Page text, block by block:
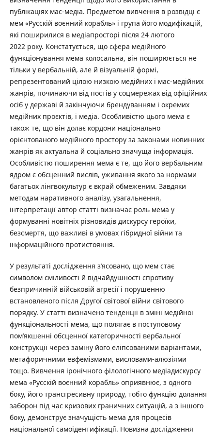
публікаціях мас-медіа. Предметом вивчення в розвідці є
мем «Русскій воєнний корабль» і група його модифікацій,
які поширилися в медіапросторі після 24 лютого
2022 року. Констатується, що сфера медійного
функціонування мема колосальна, він поширюється не
тільки у вербальній, але й візуальній формі,
репрезентований цілою низкою медійних і мас-медійних
жанрів, починаючи від постів у соцмережах від офіційних
осіб у державі й закінчуючи брендуванням і окремих
медійних проєктів, і медіа. Особливістю цього мема є
також те, що він долає кордони національно
орієнтованого медійного простору за законами новинних
жанрів як актуальна й соціально значуща інформація.
Особливістю поширення мема є те, що його вербальним
ядром є обсценний вислів, уживання якого за нормами
багатьох лінгвокультур є вкрай обмеженим. Завдяки
методам наративного аналізу, узагальнення,
інтерпретації автор статті визначає роль мема у
формуванні новітніх різновидів дискурсу героїки,
безсмертя, що важливі в умовах гібридної війни та
інформаційного протистояння.
У результаті дослідження з’ясовано, що мем стає
символом сміливості й відчайдушності спротиву
безпричинній військовій агресії і порушенню
встановленого після Другої світової війни світового
порядку. У статті визначено тенденції в зміні медійної
функціональності мема, що полягає в поступовому
пом’якшенні обсценної категоричності вербальної
конструкції через заміну його еліпсованими варіантами,
метафоричними евфемізмами, висловами-алюзіями
тощо. Вивчення іронічного філологічного медіадискурсу
мема «Русскій воєнний корабль» оприявнює, з одного
боку, його трансгресивну природу, тобто функцію долання
заборон під час кризових граничних ситуацій, а з іншого
боку, демонструє значущість мема для процесів
національної самоідентифікації. Новизна дослідження